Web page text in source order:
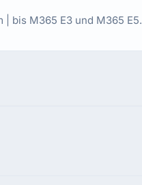
| bis M365 E3 und M365 E5.